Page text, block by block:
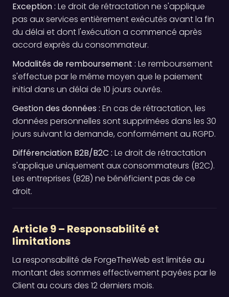
Exception : Le droit de rétractation ne s'applique
pas aux services entièrement exécutés avant la fin
du délai et dont l'exécution a commencé après
accord exprès du consommateur.
Modalités de remboursement : Le remboursement
s'effectue par le même moyen que le paiement
initial dans un délai de 10 jours ouvrés.
Gestion des données : En cas de rétractation, les
données personnelles sont supprimées dans les 30
jours suivant la demande, conformément au RGPD.
Différenciation B2B/B2C : Le droit de rétractation
s'applique uniquement aux consommateurs (B2C).
Les entreprises (B2B) ne bénéficient pas de ce
droit.
Article 9 – Responsabilité et
limitations
La responsabilité de ForgeTheWeb est limitée au
montant des sommes effectivement payées par le
Client au cours des 12 derniers mois.